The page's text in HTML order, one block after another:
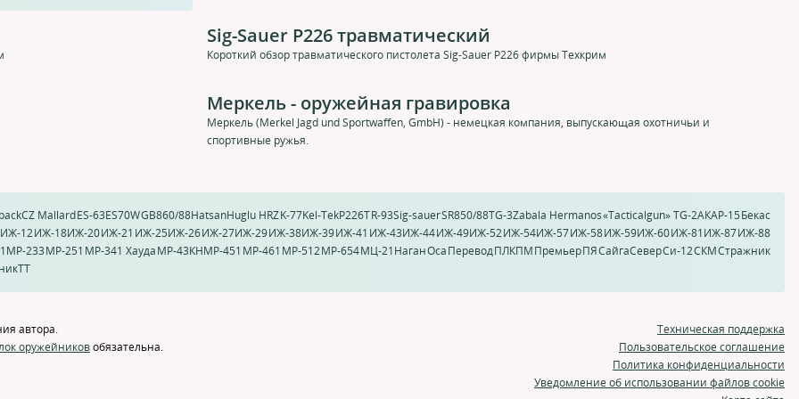
Sig-Sauer P226 травматический
Короткий обзор травматического пистолета Sig-Sauer P226 фирмы Техкрим
Меркель - оружейная гравировка
Меркель (Merkel Jagd und Sportwaffen, GmbH) - немецкая компания, выпускающая охотничьи и
спортивные ружья.
CZ MallardES-63ES70WGB860/88HatsanHuglu HRZK-77Kel-TekP226TR-93Sig-sauerSR850/88TG-3Zabala Hermanos«Tacticalgun» TG-2АКАР-15Бекас
ИЖ-12ИЖ-18ИЖ-20ИЖ-21 ИЖ-25ИЖ-26ИЖ-27ИЖ-29ИЖ-38ИЖ-39ИЖ-41 ИЖ-43ИЖ-44ИЖ-49ИЖ-52ИЖ-54ИЖ-57ИЖ-58ИЖ-59ИЖ-60ИЖ-81ИЖ-87ИЖ-88
МР-233МР-251 МР-341 ХаудаМР-43КНМР-451 МР-461 МР-512МР-654МЦ-21НаганОсаПереводПЛКПМПремьерПЯСайгаСеверСи-12СКМСтражник
ТТ
Техническая поддержка
Пользовательское соглашение
Политика конфиденциальности
Уведомление об использовании файлов cookie
автора.
оружейниковобязательна.